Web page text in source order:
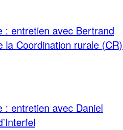
: entretien avec Bertrand
la Coordination rurale (CR)
: entretien avec Daniel